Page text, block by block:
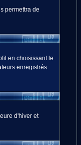
permettra de
en choisissant le
enregistrés.
d'hiver et